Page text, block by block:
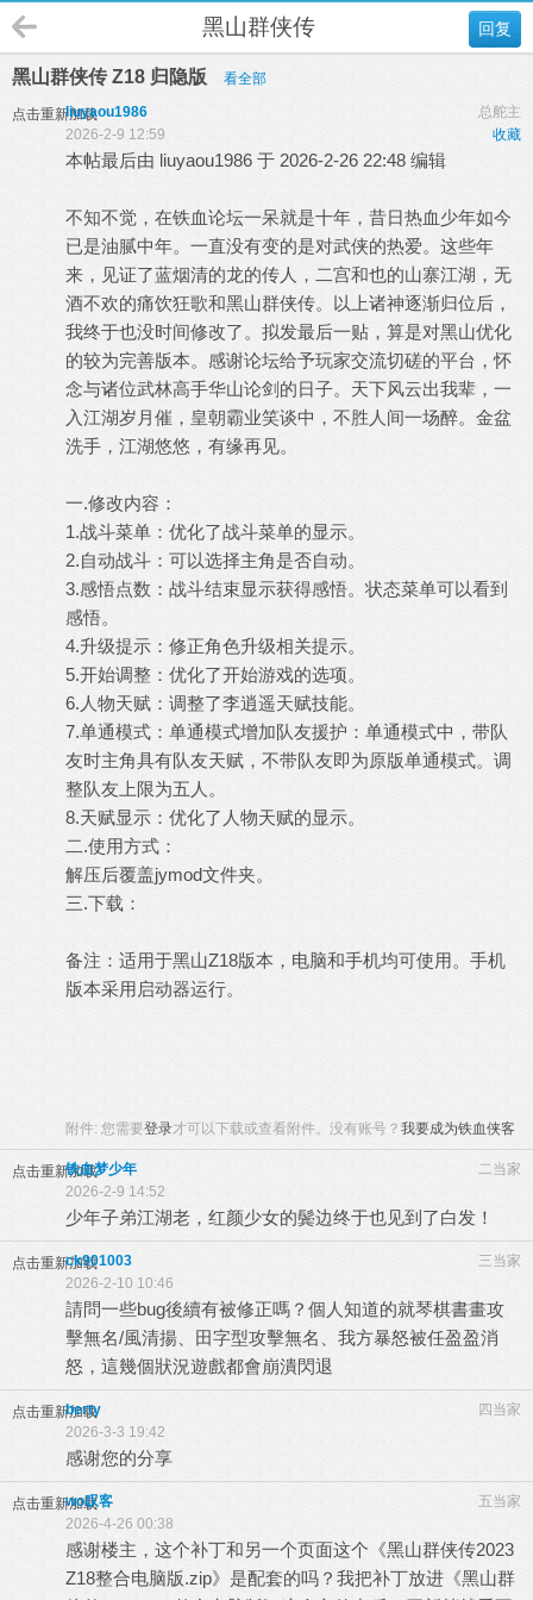
回复
黑山群侠传
黑山群侠传 Z18 归隐版 看全部
点击重新加载 总舵主
liuyaou1986
收藏
2026-2-9 12:59
本帖最后由 liuyaou1986 于 2026-2-26 22:48 编辑
不知不觉，在铁血论坛一呆就是十年，昔日热血少年如今
已是油腻中年。一直没有变的是对武侠的热爱。这些年
来，见证了蓝烟清的龙的传人，二宫和也的山寨江湖，无
酒不欢的痛饮狂歌和黑山群侠传。以上诸神逐渐归位后，
我终于也没时间修改了。拟发最后一贴，算是对黑山优化
的较为完善版本。感谢论坛给予玩家交流切磋的平台，怀
念与诸位武林高手华山论剑的日子。天下风云出我辈，一
入江湖岁月催，皇朝霸业笑谈中，不胜人间一场醉。金盆
洗手，江湖悠悠，有缘再见。
一.修改内容：
1.战斗菜单：优化了战斗菜单的显示。
2.自动战斗：可以选择主角是否自动。
3.感悟点数：战斗结束显示获得感悟。状态菜单可以看到
感悟。
4.升级提示：修正角色升级相关提示。
5.开始调整：优化了开始游戏的选项。
6.人物天赋：调整了李逍遥天赋技能。
7.单通模式：单通模式增加队友援护：单通模式中，带队
友时主角具有队友天赋，不带队友即为原版单通模式。调
整队友上限为五人。
8.天赋显示：优化了人物天赋的显示。
二.使用方式：
解压后覆盖jymod文件夹。
三.下载：
备注：适用于黑山Z18版本，电脑和手机均可使用。手机
版本采用启动器运行。
附件: 您需要登录才可以下载或查看附件。没有账号？ 我要成为铁血侠客
点击重新加载 二当家
铁血梦少年
2026-2-9 14:52
少年子弟江湖老，红颜少女的鬓边终于也见到了白发！
点击重新加载 三当家
ck901003
2026-2-10 10:46
請問一些bug後續有被修正嗎？個人知道的就琴棋書畫攻
擊無名/風清揚、田字型攻擊無名、我方暴怒被任盈盈消
怒，這幾個狀況遊戲都會崩潰閃退
点击重新加载 四当家
berty
2026-3-3 19:42
感谢您的分享
点击重新加载 五当家
wo叹客
2026-4-26 00:38
感谢楼主，这个补丁和另一个页面这个《黑山群侠传2023
Z18整合电脑版.zip》是配套的吗？我把补丁放进《黑山群